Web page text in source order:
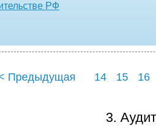
РФ
Предыдущая 14 15 16
3.